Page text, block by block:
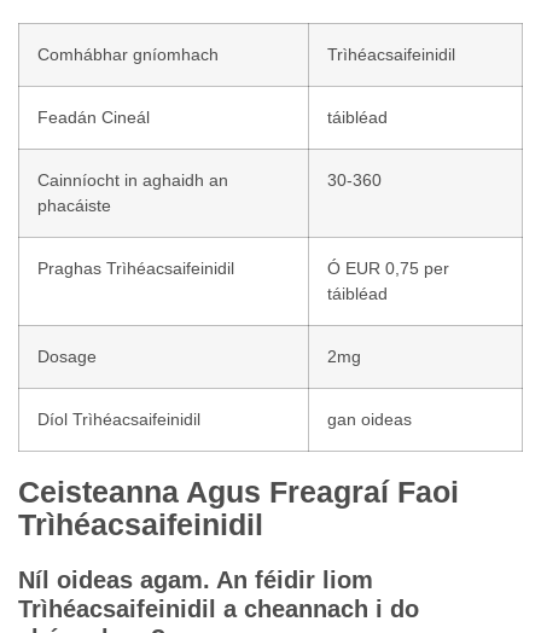
Comhábhar gníomhach Trìhéacsaifeinidil
Feadán Cineál táibléad
Cainníocht in aghaidh an
phacáiste
30-360
Praghas Trìhéacsaifeinidil
Ó EUR 0,75 per
táibléad
Dosage 2mg
Díol Trìhéacsaifeinidil gan oideas
Ceisteanna Agus Freagraí Faoi
Trìhéacsaifeinidil
Níl oideas agam. An féidir liom
Trìhéacsaifeinidil a cheannach i do